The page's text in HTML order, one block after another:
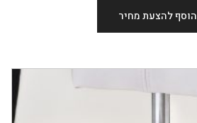
הוסף להצעת מחיר